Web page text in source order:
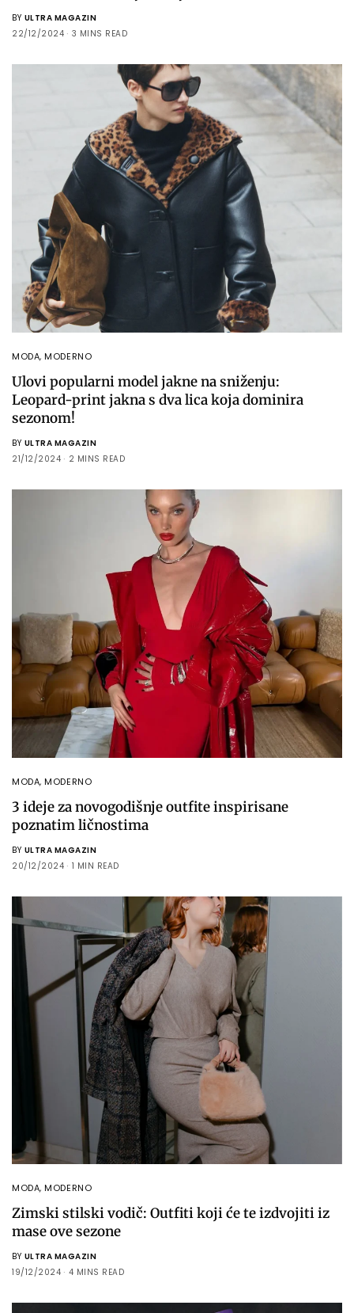
BY ULTRA MAGAZIN
22/12/2024
3 MINS READ
MODA,MODERNO
Ulovi popularni model jakne na sniženju:
Leopard-print jakna s dva lica koja dominira
sezonom!
BY ULTRA MAGAZIN
21/12/2024
2 MINS READ
MODA,MODERNO
3 ideje za novogodišnje outfite inspirisane
poznatim ličnostima
BY ULTRA MAGAZIN
20/12/2024
1 MIN READ
MODA,MODERNO
Zimski stilski vodič: Outfiti koji će te izdvojiti iz
mase ove sezone
BY ULTRA MAGAZIN
19/12/2024
4 MINS READ